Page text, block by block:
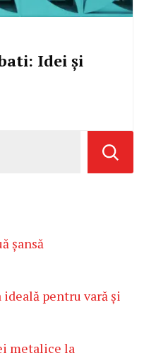
Idei și
șansă
pentru vară și
metalice la